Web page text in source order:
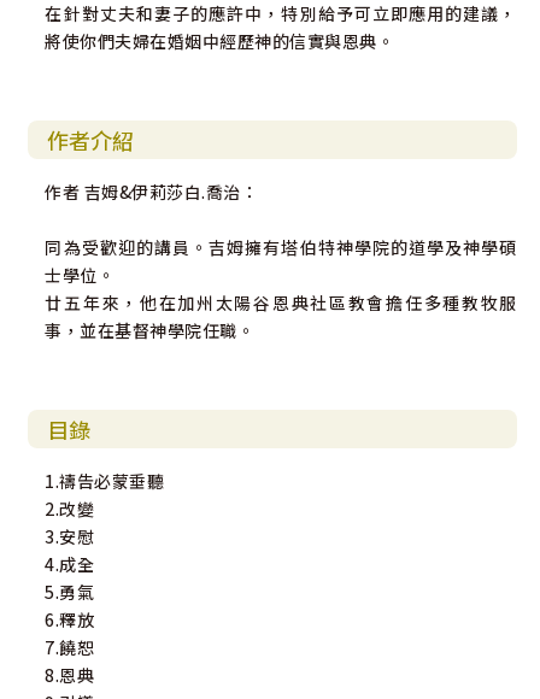
在針對丈夫和妻子的應許中，特別給予可立即應用的建議，
將使你們夫婦在婚姻中經歷神的信實與恩典。
作者介紹
作者 吉姆&伊莉莎白.喬治：
同為受歡迎的講員。吉姆擁有塔伯特神學院的道學及神學碩
士學位。
廿五年來，他在加州太陽谷恩典社區教會擔任多種教牧服
事，並在基督神學院任職。
目錄
1.禱告必蒙垂聽
2.改變
3.安慰
4.成全
5.勇氣
6.釋放
7.饒恕
8.恩典